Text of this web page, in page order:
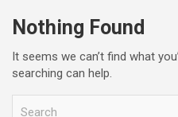
Nothing Found
It seems we can’t find what
searching can help.